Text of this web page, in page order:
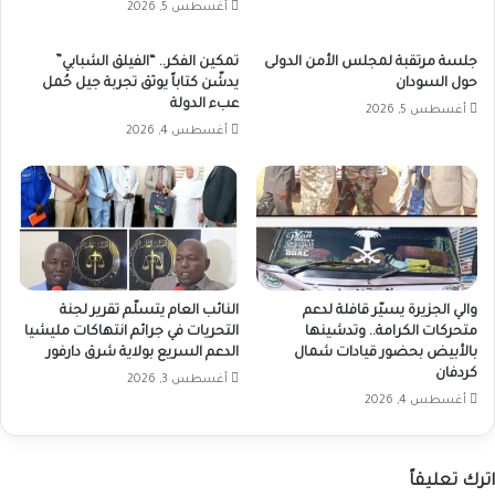
أغسطس 5, 2026
جلسة مرتقبة لمجلس الأمن الدولى
حول السودان
أغسطس 5, 2026
تمكين الفكر.. “الفيلق الشبابي”
يدشّن كتاباً يوثق تجربة جيل حُمل
عبء الدولة
أغسطس 4, 2026
والي الجزيرة يسيّر قافلة لدعم
متحركات الكرامة.. وتدشينها
بالأبيض بحضور قيادات شمال
كردفان
أغسطس 4, 2026
النائب العام يتسلّم تقرير لجنة
التحريات في جرائم انتهاكات مليشيا
الدعم السريع بولاية شرق دارفور
أغسطس 3, 2026
اترك تعليقاً